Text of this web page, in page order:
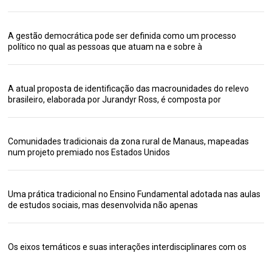
A gestão democrática pode ser definida como um processo
político no qual as pessoas que atuam na e sobre à
A atual proposta de identificação das macrounidades do relevo
brasileiro, elaborada por Jurandyr Ross, é composta por
Comunidades tradicionais da zona rural de Manaus, mapeadas
num projeto premiado nos Estados Unidos
Uma prática tradicional no Ensino Fundamental adotada nas aulas
de estudos sociais, mas desenvolvida não apenas
Os eixos temáticos e suas interações interdisciplinares com os